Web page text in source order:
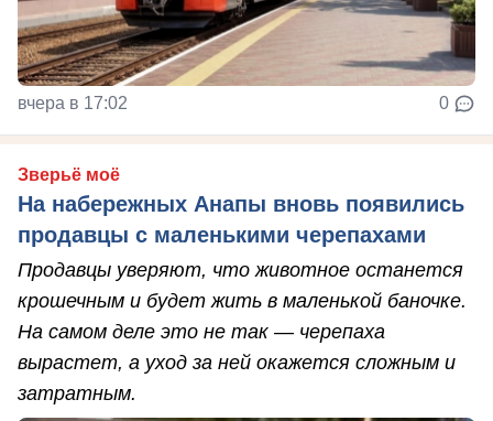
вчера в 17:02 0
Зверьё моё
На набережных Анапы вновь появились
продавцы с маленькими черепахами
Продавцы уверяют, что животное останется
крошечным и будет жить в маленькой баночке.
На самом деле это не так — черепаха
вырастет, а уход за ней окажется сложным и
затратным.